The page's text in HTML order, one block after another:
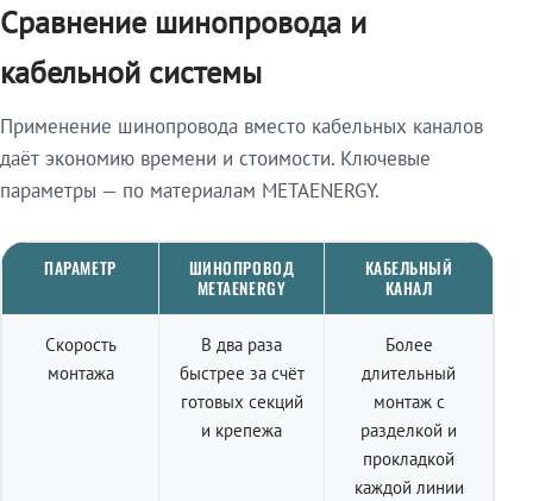
Сравнение шинопровода и
кабельной системы
Применение шинопровода вместо кабельных каналов
даёт экономию времени и стоимости. Ключевые
параметры — по материалам METAENERGY.
ПАРАМЕТР
ШИНОПРОВОД
METAENERGY
КАБЕЛЬНЫЙ
КАНАЛ
Скорость
монтажа
В два раза
быстрее за счёт
готовых секций
и крепежа
Более
длительный
монтаж с
разделкой и
прокладкой
каждой линии